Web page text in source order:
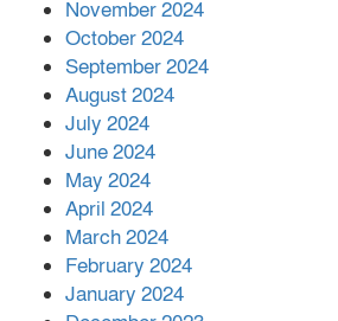
সহায়তা দিলেন
November 2024
October 2024
September 2024
August 2024
July 2024
June 2024
May 2024
April 2024
March 2024
February 2024
January 2024